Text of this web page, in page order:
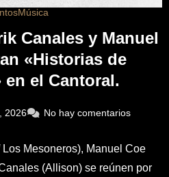
Música
Canales y Manuel
«Historias de
en el Cantoral.
2026 No hay comentarios
Mesoneros), Manuel Coe
(Allison) se reúnen por